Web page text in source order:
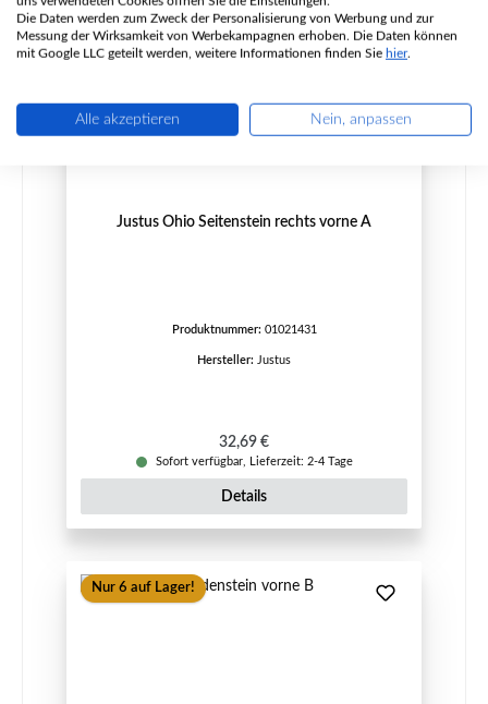
Justus Ohio Seitenstein rechts vorne A
Produktnummer: 01021431
Hersteller: Justus
Regulärer Preis:
32,69 €
Sofort verfügbar, Lieferzeit: 2-4 Tage
Details
Nur 6 auf Lager!
Die Daten werden zum Zweck der Personalisierung von Werbung und zur
Messung der Wirksamkeit von Werbekampagnen erhoben. Die Daten können
mit Google LLC geteilt werden, weitere Informationen finden Sie hier.
Alle akzeptieren Nein, anpassen